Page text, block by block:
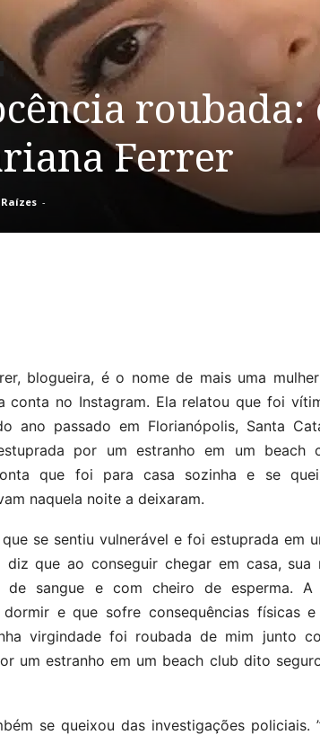
roubada:
Ferrer
-
blogueira, é o nome de mais uma
conta no Instagram. Ela relatou que foi
ano passado em Florianópolis, Santa
por um estranho em um beach
que foi para casa sozinha e se
naquela noite a deixaram.
se sentiu vulnerável e foi estuprada em
diz que ao conseguir chegar em casa,
de sangue e com cheiro de esperma.
dormir e que sofre consequências físicas
virgindade foi roubada de mim junto
um estranho em um beach club dito
se queixou das investigações policiais.